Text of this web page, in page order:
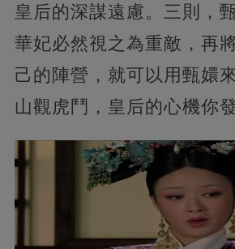
皇后的深謀遠慮。三則，
華妃必然視之為重敵，再
己的陣營，就可以用甄嬛
山觀虎鬥，皇后的心機你